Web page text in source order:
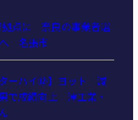
拠点に 奈良の事業者選
名張市
ターハイ⑫】ヨット 減
で成績向上 津工業・